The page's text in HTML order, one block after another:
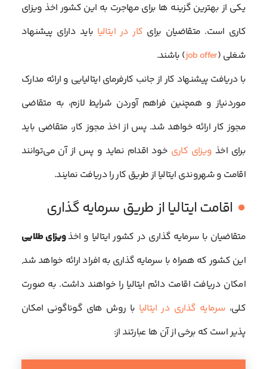
یکی از بهترین گزینه ها برای مهاجرت به این کشور اخذ ویزای
کاری است. متقاضیان برای کار در ایتالیا باید دارای پیشنهاد
شغلی (job offer) باشند.
با دریافت پیشنهاد کار از جانب کارفرمای ایتالیایی و ارائه مدارک
موردنیاز و همچنین فراهم آوردن شرایط لازم، به متقاضی
مجوز کار ارائه خواهد شد. پس از اخذ مجوز کار، متقاضی باید
برای اخذ ویزای کاری خود اقدام نماید و پس از آن می‌توانند
اقامت و شهروندی ایتالیا از طریق کار را دریافت نمایند.
اقامت ایتالیا از طریق سرمایه گذاری
متقاضیان با سرمایه گذاری در کشور ایتالیا و اخذویزای طلایی
این کشور که همراه با سرمایه گذاری به افراد ارائه خواهد شد,
امکان دریافت اقامت دائم ایتالیا را خواهند داشت. به صورت
کلی، سرمایه گذاری در ایتالیا با روش های گوناگونی امکان
پذیر است که برخی از آن ها عبارتند از: